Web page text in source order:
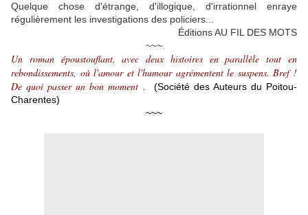
Quelque chose d'étrange, d'illogique, d'irrationnel enraye
régulièrement les investigations des policiers...
Éditions AU FIL DES MOTS
~~~
Un roman époustouflant, avec deux histoires en parallèle tout en
rebondissements, où l'amour et l'humour agrémentent le suspens. Bref !
De quoi passer un bon moment .
(Société des Auteurs du Poitou-
Charentes)
~~~